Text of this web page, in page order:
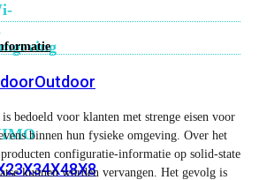
Outdoor
3X34X48X8
bedoeld voor klanten met strenge eisen voor
binnen hun fysieke omgeving. Over het
configuratie-informatie op solid-state
kunnen worden vervangen. Het gevolg is